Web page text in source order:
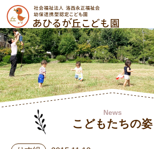
News
こどもたちの姿